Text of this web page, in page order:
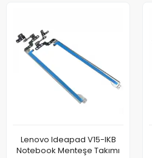
Lenovo Ideapad V15-IKB
Notebook Menteşe Takımı